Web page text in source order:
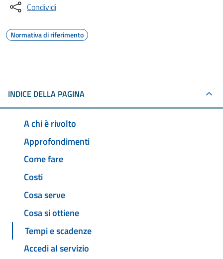
Condividi
Normativa di riferimento
INDICE DELLA PAGINA
A chi è rivolto
Approfondimenti
Come fare
Costi
Cosa serve
Cosa si ottiene
Tempi e scadenze
Accedi al servizio